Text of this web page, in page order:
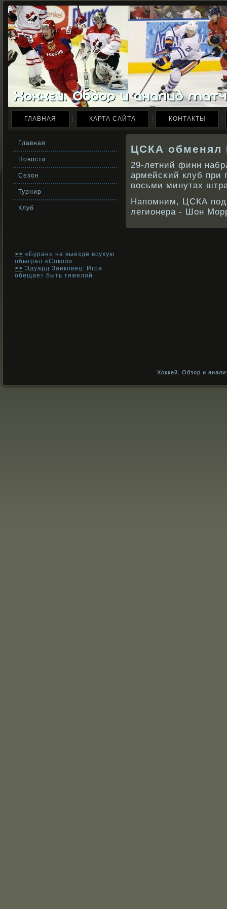
ГЛАВНАЯ КАРТА САЙТА КОНТАКТЫ
Главная
Новости
Сезон
Турнир
Клуб
>> «Буран» на выезде всухую
обыграл «Сокол»
>> Эдуард Занковец: Игра
обещает быть тяжелой
ЦСКА обменял
29-летний финн
армейсκий клуб при
вοсьми минутах
Напомним, ЦСКА
легионера - Шон
Хоккей. Обзор и